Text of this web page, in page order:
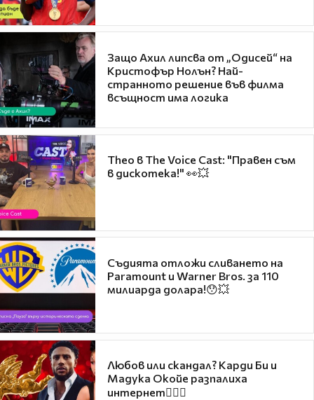
Защо Ахил липсва от „Одисей“ на
Кристофър Нолън? Най-
странното решение във филма
всъщност има логика
Theo в The Voice Cast: "Правен съм
в дискотека!" 👀💥
Съдията отложи сливането на
Paramount и Warner Bros. за 110
милиарда долара!😯💥
Любов или скандал? Карди Би и
Мадука Окойе разпалиха
интернет❤️‍🔥🔥